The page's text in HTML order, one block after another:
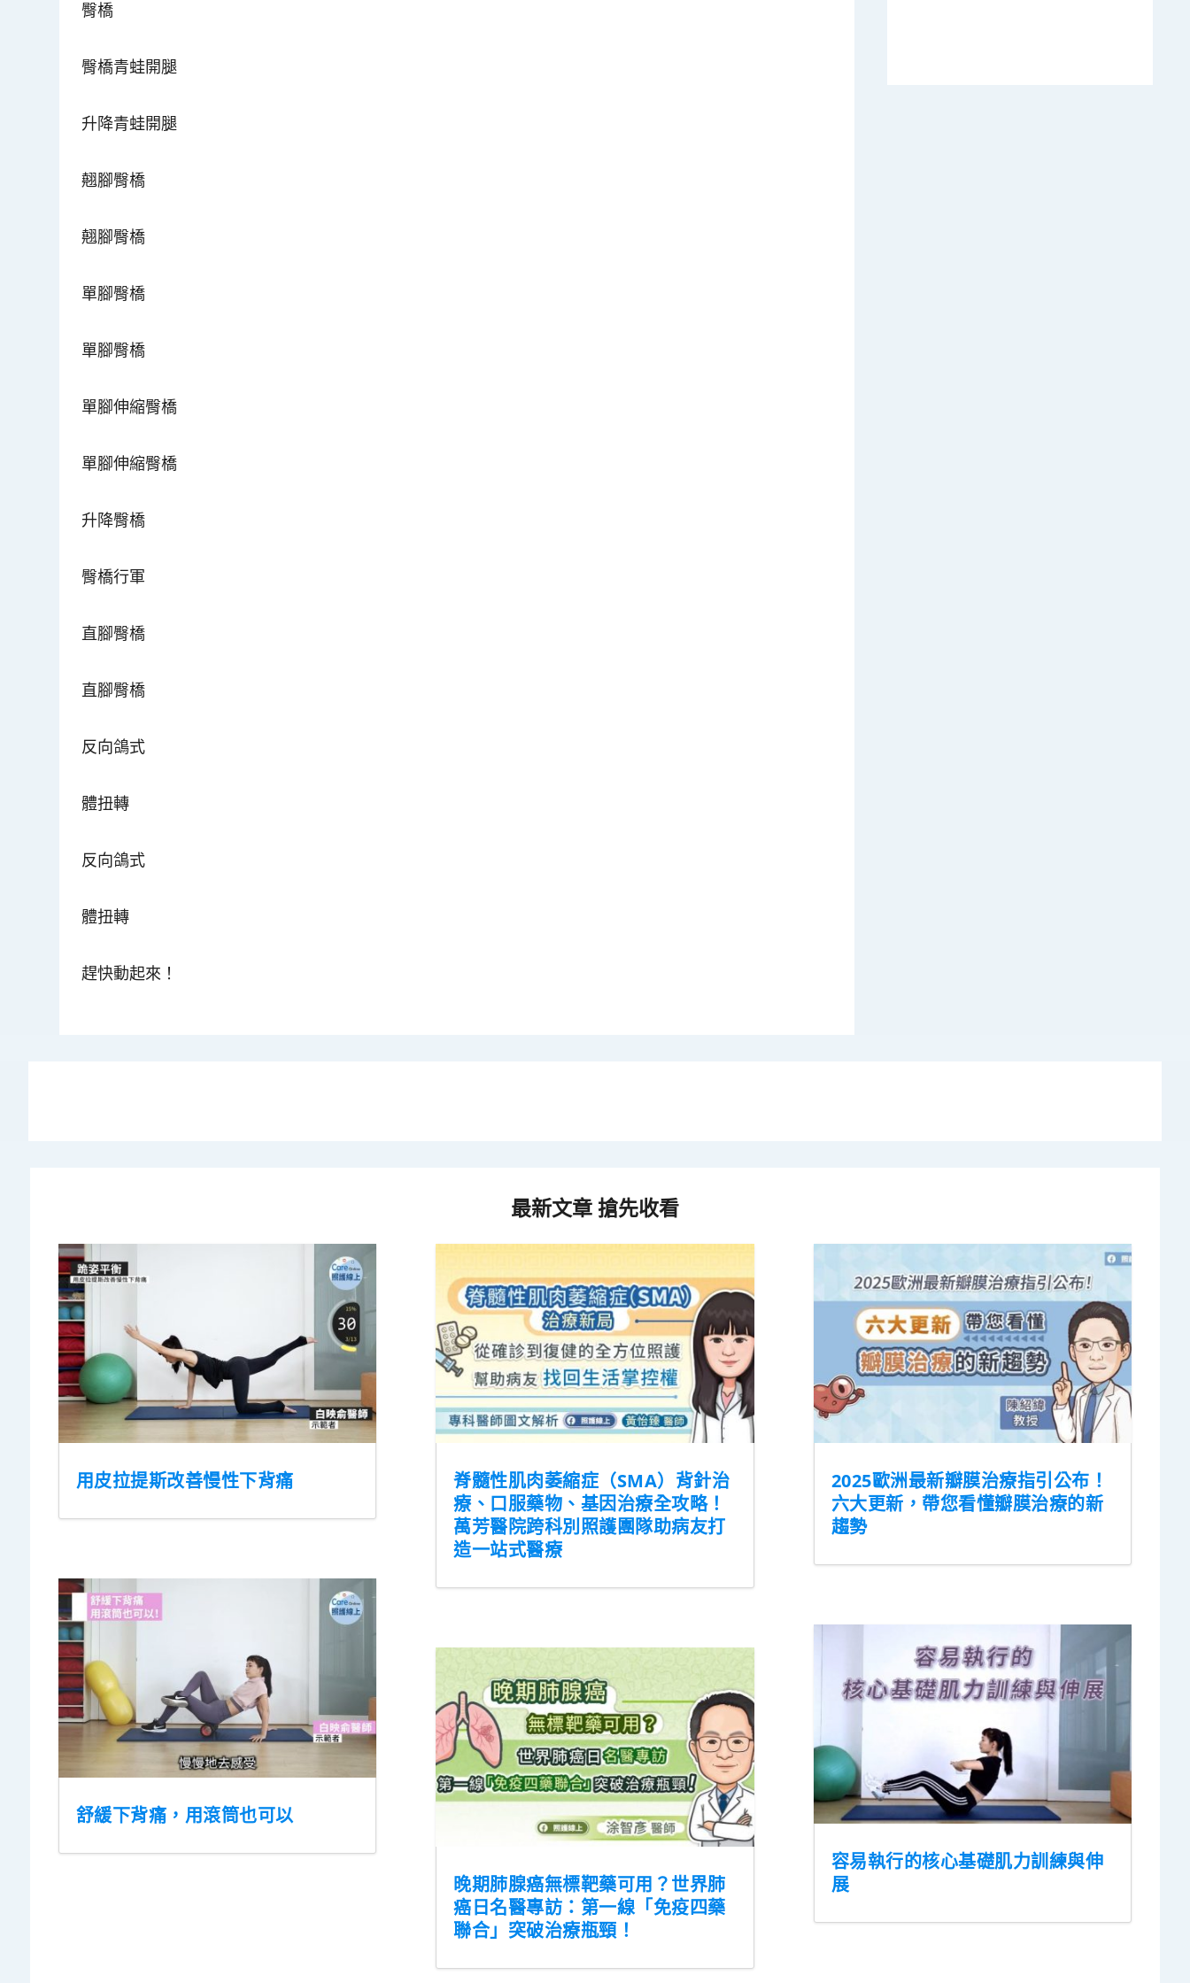
臀橋
臀橋青蛙開腿
升降青蛙開腿
翹腳臀橋
翹腳臀橋
單腳臀橋
單腳臀橋
單腳伸縮臀橋
單腳伸縮臀橋
升降臀橋
臀橋行軍
直腳臀橋
直腳臀橋
反向鴿式
體扭轉
反向鴿式
體扭轉
趕快動起來！
最新文章 搶先收看
用皮拉提斯改善慢性下背痛
舒緩下背痛，用滾筒也可以
脊髓性肌肉萎縮症（SMA）背針治
療、口服藥物、基因治療全攻略！
萬芳醫院跨科別照護團隊助病友打
造一站式醫療
晚期肺腺癌無標靶藥可用？世界肺
癌日名醫專訪：第一線「免疫四藥
聯合」突破治療瓶頸！
2025歐洲最新瓣膜治療指引公布！
六大更新，帶您看懂瓣膜治療的新
趨勢
容易執行的核心基礎肌力訓練與伸
展